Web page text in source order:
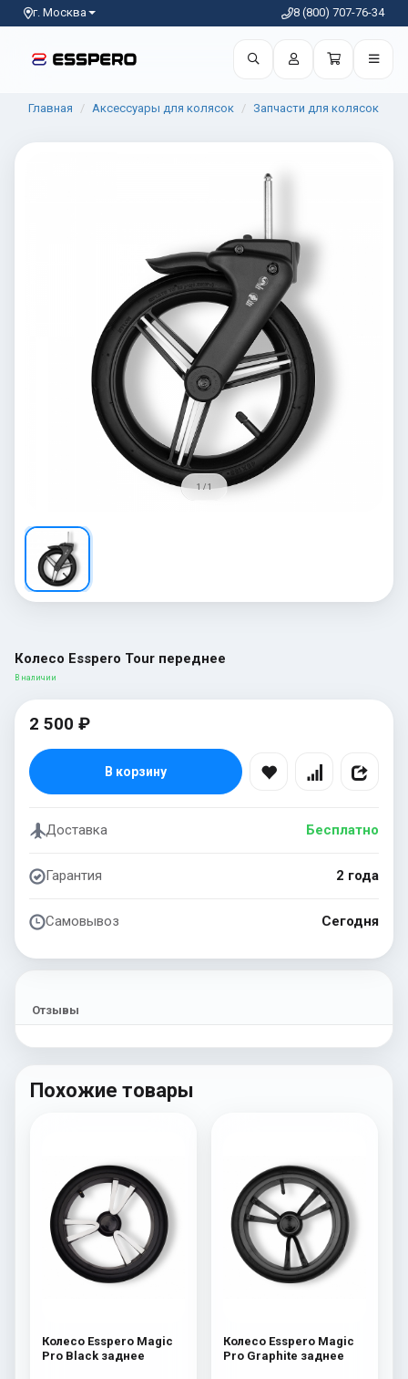
г. Москва 8 (800) 707-76-34
Главная Аксессуары для колясок Запчасти для колясок
1 / 1
Колесо Esspero Tour переднее
В наличии
2 500 ₽
В корзину
Доставка Бесплатно
Гарантия 2 года
Самовывоз Сегодня
Отзывы
Похожие товары
Колесо Esspero Magic
Pro Black заднее
Колесо Esspero Magic
Pro Graphite заднее